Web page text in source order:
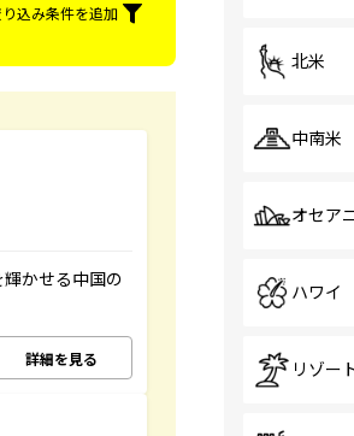
込み条件を追加
かせる中国の
詳細を見る
北米
中南米
オセア
ハワイ
リゾー